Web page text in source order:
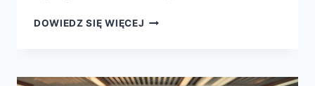
DOWIEDZ SIĘ WIĘCEJ ILE
AUTYZMU